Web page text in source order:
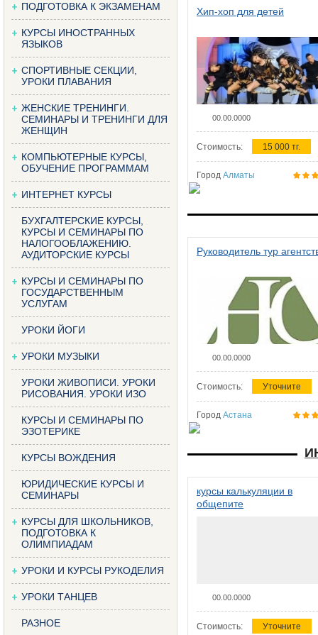
ПОДГОТОВКА К ЭКЗАМЕНАМ
КУРСЫ ИНОСТРАННЫХ
ЯЗЫКОВ
СПОРТИВНЫЕ СЕКЦИИ,
УРОКИ ПЛАВАНИЯ
ЖЕНСКИЕ ТРЕНИНГИ.
СЕМИНАРЫ И ТРЕНИНГИ ДЛЯ
ЖЕНЩИН
КОМПЬЮТЕРНЫЕ КУРСЫ,
ОБУЧЕНИЕ ПРОГРАММАМ
ИНТЕРНЕТ КУРСЫ
БУХГАЛТЕРСКИЕ КУРСЫ,
КУРСЫ И СЕМИНАРЫ ПО
НАЛОГООБЛАЖЕНИЮ.
АУДИТОРСКИЕ КУРСЫ
КУРСЫ И СЕМИНАРЫ ПО
ГОСУДАРСТВЕННЫМ
УСЛУГАМ
УРОКИ ЙОГИ
УРОКИ МУЗЫКИ
УРОКИ ЖИВОПИСИ. УРОКИ
РИСОВАНИЯ. УРОКИ ИЗО
КУРСЫ И СЕМИНАРЫ ПО
ЭЗОТЕРИКЕ
КУРСЫ ВОЖДЕНИЯ
ЮРИДИЧЕСКИЕ КУРСЫ И
СЕМИНАРЫ
КУРСЫ ДЛЯ ШКОЛЬНИКОВ,
ПОДГОТОВКА К
ОЛИМПИАДАМ
УРОКИ И КУРСЫ РУКОДЕЛИЯ
УРОКИ ТАНЦЕВ
РАЗНОЕ
Хип-хоп для детей
00.00.0000
Стоимость: 15 000 тг.
Город Алматы
Руководитель тур
00.00.0000
Стоимость: Уточните
Город Астана
курсы калькуляции в
общепите
00.00.0000
Стоимость: Уточните